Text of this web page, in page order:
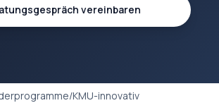
vereinbaren
/KMU-innovativ